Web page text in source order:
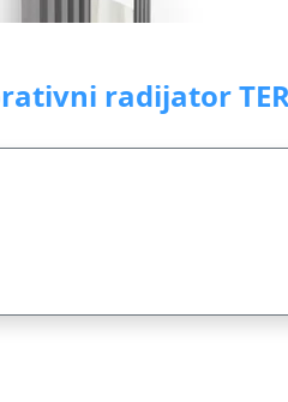
radijator